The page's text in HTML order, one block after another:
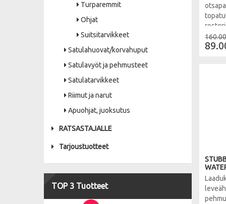
Turparemmit
Ohjat
Suitsitarvikkeet
Satulahuovat/korvahuput
Satulavyöt ja pehmusteet
Satulatarvikkeet
Riimut ja narut
Apuohjat, juoksutus
RATSASTAJALLE
Tarjoustuotteet
TOP 3 Tuotteet